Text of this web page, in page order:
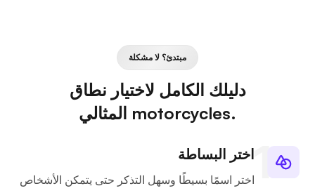
مبتدئ؟ لا مشكلة
دليلك الكامل لاختيار نطاق
.motorcycles المثالي
اختر البساطة
اختر اسمًا بسيطًا وسهل التذكر حتى يتمكن الأشخاص